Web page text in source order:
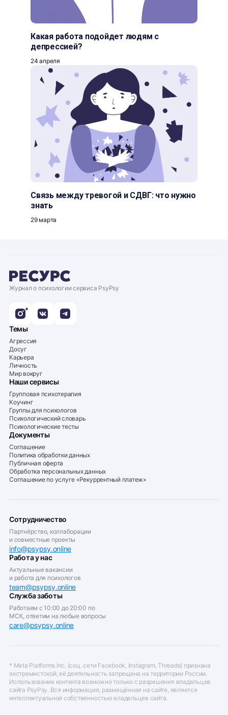
Какая работа подойдет людям с
депрессией?
24 апреля
Связь между тревогой и СДВГ: что нужно
знать
29 марта
Журнал о психологии сервиса PsyPsy
*
Темы
Агрессия
Досуг
Карьера
Личность
Мир вокруг
Наши сервисы
Групповая психотерапия
Коучинг
Группы для психологов
Психологический словарь
Психологические тесты
Документы
Соглашение
Политика обработки данных
Публичная оферта
Обработка персональных данных
Соглашение по услуге «Рекуррентный платеж»
Сотрудничество
Партнёрство, коллаборации
и совместные проекты
info@psypsy.online
Работа у нас
Актуальные вакансии
и работа для психологов
team@psypsy.online
Служба заботы
Работаем с 10:00 до 20:00 по
МСК, ответим на любые вопросы
care@psypsy.online
* Meta Platforms Inc. (соц. сети Facebook, Instagram, Threads) признана
экстремистской, её деятельность запрещена на территории России.
Использование контента возможно только с разрешения владельцев
сайта PsyPsy. Вся информация, размещённая на сайте, является
интеллектуальной собственностью владельцев сайта.